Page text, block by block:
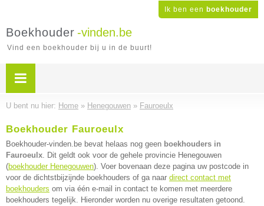
Ik ben een boekhouder
Boekhouder -vinden.be
Vind een boekhouder bij u in de buurt!
U bent nu hier: Home » Henegouwen » Fauroeulx
Boekhouder Fauroeulx
Boekhouder-vinden.be bevat helaas nog geen boekhouders in
Fauroeulx. Dit geldt ook voor de gehele provincie Henegouwen
(boekhouder Henegouwen). Voer bovenaan deze pagina uw postcode in
voor de dichtstbijzijnde boekhouders of ga naar direct contact met
boekhouders om via één e-mail in contact te komen met meerdere
boekhouders tegelijk. Hieronder worden nu overige resultaten getoond.